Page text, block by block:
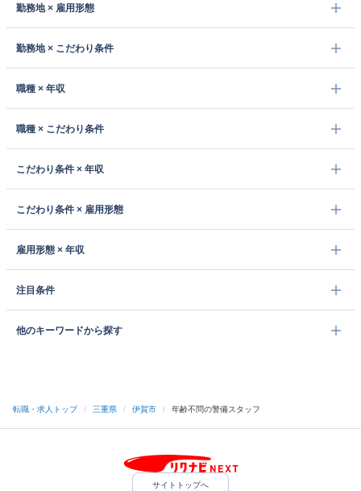
勤務地 × 雇用形態
勤務地 × こだわり条件
職種 × 年収
職種 × こだわり条件
こだわり条件 × 年収
こだわり条件 × 雇用形態
雇用形態 × 年収
注目条件
他のキーワードから探す
転職・求人トップ / 三重県 / 伊賀市 / 年齢不問の警備スタッフ
サイトトップへ